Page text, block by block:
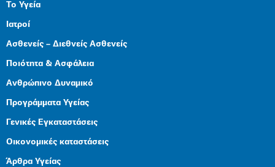
Το Υγεία
Ιατροί
Ασθενείς – Διεθνείς Ασθενείς
Ποιότητα & Ασφάλεια
Ανθρώπινο Δυναμικό
Προγράμματα Υγείας
Γενικές Εγκαταστάσεις
Οικονομικές καταστάσεις
Άρθρα Υγείας